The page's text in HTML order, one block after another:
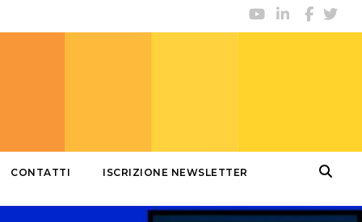
CONTATTI ISCRIZIONE NEWSLETTER